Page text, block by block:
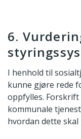
6.
I henhold til
kunne gjøre rede
oppfylles.
kommunale
hvordan dette skal